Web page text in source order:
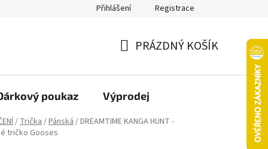
nebo vrácení ve 14denní lhůtě Platba objednávky kartou
Přihlášení Registrace
KOŠÍK
PRÁZDNÝ KOŠÍK
poukaz Výprodej
/Trička/Pánská/DREAMTIME KANGA HUNT -
tričko Gooses